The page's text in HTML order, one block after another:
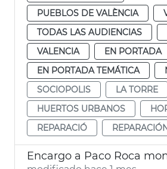
PUEBLOS DE VALÈNCIA
TODAS LAS AUDIENCIAS
VALENCIA
EN PORTADA
EN PORTADA TEMÁTICA
SOCIOPOLIS
LA TORRE
HUERTOS URBANOS
REPARACIÓ